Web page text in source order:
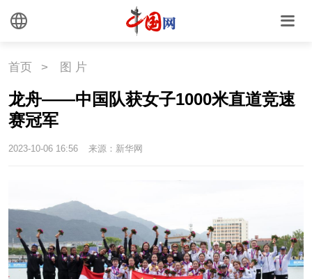
首页 > 图 片
龙舟——中国队获女子1000米直道竞速
赛冠军
2023-10-06 16:56 来源：新华网